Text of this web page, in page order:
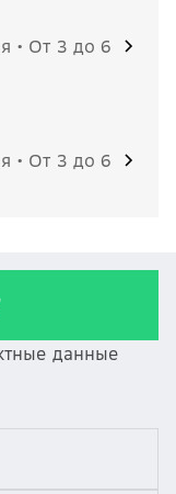
• От 3 до 6
• От 3 до 6
данные